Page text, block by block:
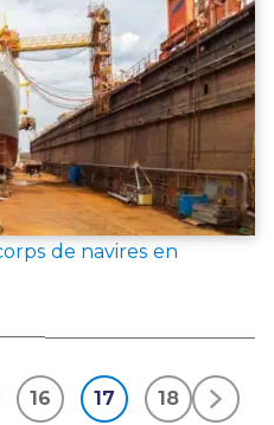
de navires en
16 17 18